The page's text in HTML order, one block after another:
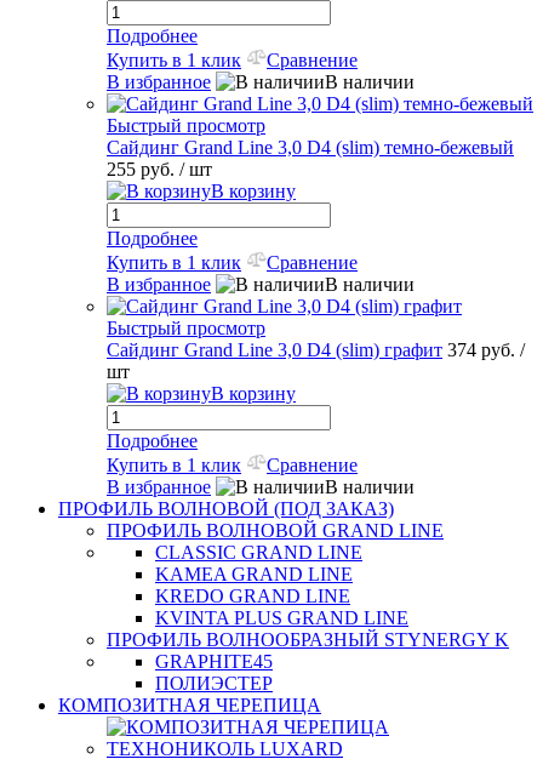
Подробнее
Купить в 1 клик
Сравнение
В избранное
В наличии
Быстрый просмотр
Сайдинг Grand Line 3,0 D4 (slim) темно-бежевый
255 руб. / шт
В корзину
Подробнее
Купить в 1 клик
Сравнение
В избранное
В наличии
Быстрый просмотр
Сайдинг Grand Line 3,0 D4 (slim) графит 374 руб. /
шт
В корзину
Подробнее
Купить в 1 клик
Сравнение
В избранное
В наличии
ПРОФИЛЬ ВОЛНОВОЙ (ПОД ЗАКАЗ)
ПРОФИЛЬ ВОЛНОВОЙ GRAND LINE
CLASSIC GRAND LINE
KAMEA GRAND LINE
KREDO GRAND LINE
KVINTA PLUS GRAND LINE
ПРОФИЛЬ ВОЛНООБРАЗНЫЙ STYNERGY K
GRAPHITE45
ПОЛИЭСТЕР
КОМПОЗИТНАЯ ЧЕРЕПИЦА